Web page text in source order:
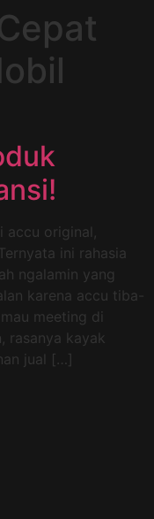
accu original,
ini rahasia
ngalamin yang
karena accu tiba-
meeting di
rasanya kayak
jual […]